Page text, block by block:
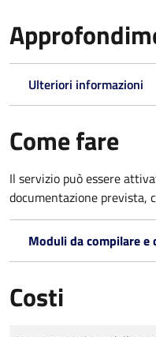
Ulteriori informazioni
Come fare
Il servizio può essere
documentazione prevista,
Moduli da compilare e
Costi